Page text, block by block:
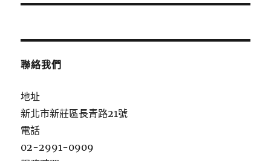
篇
章:
聯絡我們
地址
新北市新莊區長青路21號
電話
02-2991-0909